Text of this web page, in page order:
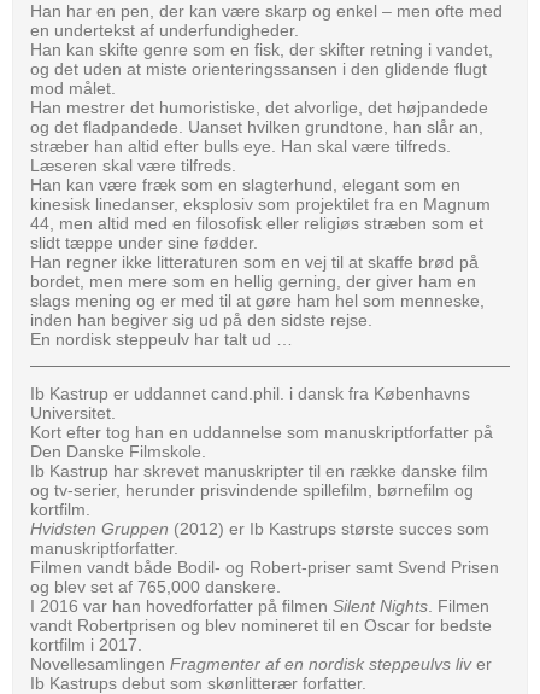
Han har en pen, der kan være skarp og enkel – men ofte med
en undertekst af underfundigheder.
Han kan skifte genre som en fisk, der skifter retning i vandet,
og det uden at miste orienteringssansen i den glidende flugt
mod målet.
Han mestrer det humoristiske, det alvorlige, det højpandede
og det fladpandede. Uanset hvilken grundtone, han slår an,
stræber han altid efter bulls eye. Han skal være tilfreds.
Læseren skal være tilfreds.
Han kan være fræk som en slagterhund, elegant som en
kinesisk linedanser, eksplosiv som projektilet fra en Magnum
44, men altid med en filosofisk eller religiøs stræben som et
slidt tæppe under sine fødder.
Han regner ikke litteraturen som en vej til at skaffe brød på
bordet, men mere som en hellig gerning, der giver ham en
slags mening og er med til at gøre ham hel som menneske,
inden han begiver sig ud på den sidste rejse.
En nordisk steppeulv har talt ud …
Ib Kastrup er uddannet cand.phil. i dansk fra Københavns
Universitet.
Kort efter tog han en uddannelse som manuskriptforfatter på
Den Danske Filmskole.
Ib Kastrup har skrevet manuskripter til en række danske film
og tv-serier, herunder prisvindende spillefilm, børnefilm og
kortfilm.
Hvidsten Gruppen (2012) er Ib Kastrups største succes som
manuskriptforfatter.
Filmen vandt både Bodil- og Robert-priser samt Svend Prisen
og blev set af 765,000 danskere.
I 2016 var han hovedforfatter på filmen Silent Nights . Filmen
vandt Robertprisen og blev nomineret til en Oscar for bedste
kortfilm i 2017.
Novellesamlingen Fragmenter af en nordisk steppeulvs liver
Ib Kastrups debut som skønlitterær forfatter.